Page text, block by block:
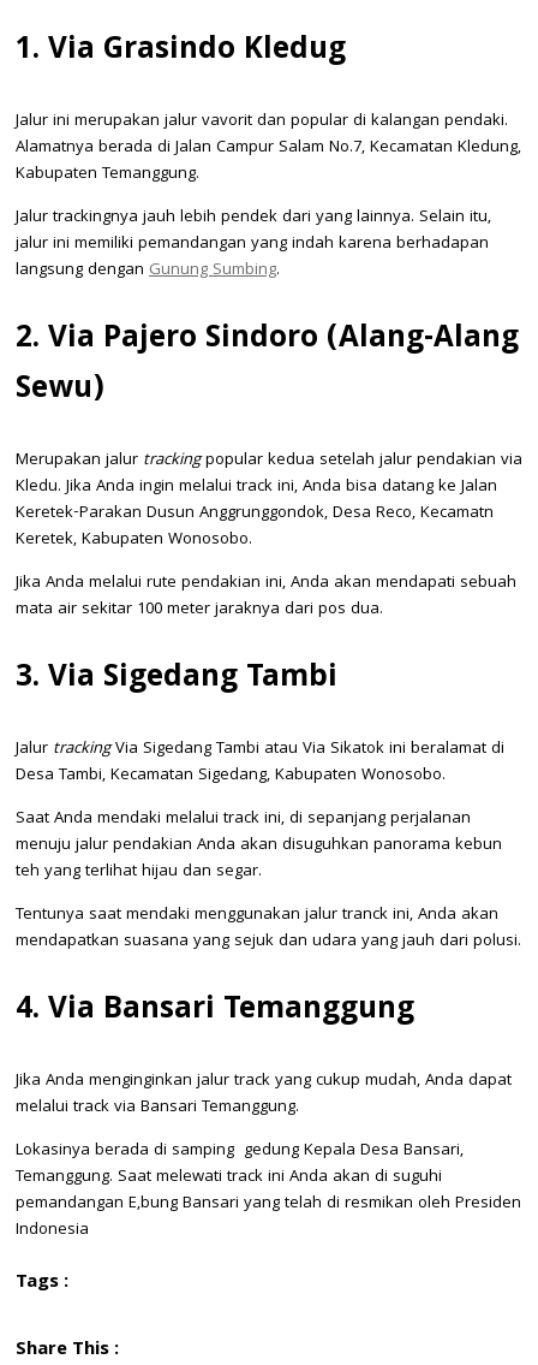
1. Via Grasindo Kledug
Jalur ini merupakan jalur vavorit dan popular di kalangan pendaki.
Alamatnya berada di Jalan Campur Salam No.7, Kecamatan Kledung,
Kabupaten Temanggung.
Jalur trackingnya jauh lebih pendek dari yang lainnya. Selain itu,
jalur ini memiliki pemandangan yang indah karena berhadapan
langsung dengan Gunung Sumbing.
2. Via Pajero Sindoro (Alang-Alang
Sewu)
Merupakan jalur trackingpopular kedua setelah jalur pendakian via
Kledu. Jika Anda ingin melalui track ini, Anda bisa datang ke Jalan
Keretek-Parakan Dusun Anggrunggondok, Desa Reco, Kecamatn
Keretek, Kabupaten Wonosobo.
Jika Anda melalui rute pendakian ini, Anda akan mendapati sebuah
mata air sekitar 100 meter jaraknya dari pos dua.
3. Via Sigedang Tambi
Jalur trackingVia Sigedang Tambi atau Via Sikatok ini beralamat di
Desa Tambi, Kecamatan Sigedang, Kabupaten Wonosobo.
Saat Anda mendaki melalui track ini, di sepanjang perjalanan
menuju jalur pendakian Anda akan disuguhkan panorama kebun
teh yang terlihat hijau dan segar.
Tentunya saat mendaki menggunakan jalur tranck ini, Anda akan
mendapatkan suasana yang sejuk dan udara yang jauh dari polusi.
4. Via Bansari Temanggung
Jika Anda menginginkan jalur track yang cukup mudah, Anda dapat
melalui track via Bansari Temanggung.
Lokasinya berada di samping gedung Kepala Desa Bansari,
Temanggung. Saat melewati track ini Anda akan di suguhi
pemandangan E,bung Bansari yang telah di resmikan oleh Presiden
Indonesia
Tags :
Share This :